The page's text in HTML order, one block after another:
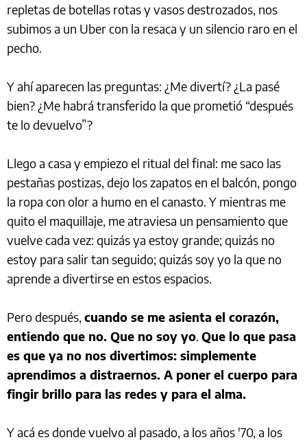
repletas de botellas rotas y vasos destrozados, nos
subimos a un Uber con la resaca y un silencio raro en el
pecho.
Y ahí aparecen las preguntas: ¿Me divertí? ¿La pasé
bien? ¿Me habrá transferido la que prometió “después
te lo devuelvo”?
Llego a casa y empiezo el ritual del final: me saco las
pestañas postizas, dejo los zapatos en el balcón, pongo
la ropa con olor a humo en el canasto. Y mientras me
quito el maquillaje, me atraviesa un pensamiento que
vuelve cada vez: quizás ya estoy grande; quizás no
estoy para salir tan seguido; quizás soy yo la que no
aprende a divertirse en estos espacios.
Pero después, cuando se me asienta el corazón,
entiendo que no. Que no soy yo. Que lo que pasa
es que ya no nos divertimos: simplemente
aprendimos a distraernos. A poner el cuerpo para
fingir brillo para las redes y para el alma.
Y acá es donde vuelvo al pasado, a los años '70, a los